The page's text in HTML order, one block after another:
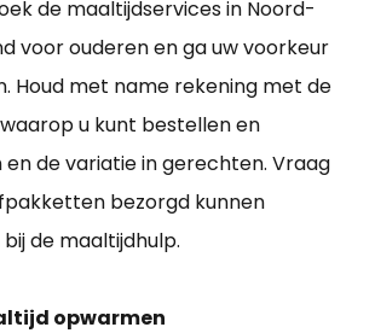
de maaltijdservices in Noord-
voor ouderen en ga uw voorkeur
Houd met name rekening met de
u kunt bestellen en
de variatie in gerechten. Vraag
bezorgd kunnen
de maaltijdhulp.
opwarmen